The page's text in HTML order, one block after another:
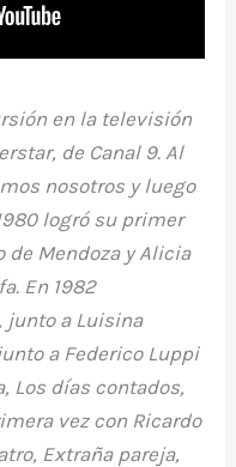
en la televisión
de Canal 9. Al
nosotros y luego
logró su primer
de Mendoza y Alicia
En 1982
junto a Luisina
a Federico Luppi
Los días contados,
vez con Ricardo
Extraña pareja,